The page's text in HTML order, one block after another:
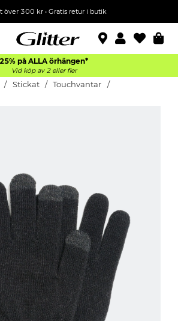
över 300 kr• Gratis retur i butik
25% på ALLA örhängen*
Vid köp av 2 eller fler
Stickat
Touchvantar